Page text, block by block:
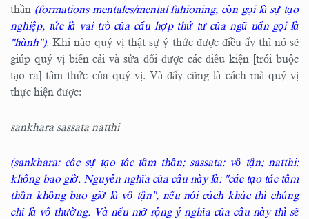
thần (formations mentales/mental fahioning, còn gọi là sự tạo
nghiệp, tức là vai trò của cấu hợp thứ tư của ngũ uẩn gọi là
"hành"). Khi nào quý vị thật sự ý thức được điều ấy thì nó sẽ
giúp quý vị biến cải và sửa đổi được các điều kiện [trói buộc
tạo ra] tâm thức của quý vị. Và đấy cũng là cách mà quý vị
thực hiện được:
sankhara sassata natthi
(sankhara: các sự tạo tác tâm thần; sassata: vô tận; natthi:
không bao giờ. Nguyên nghĩa của câu này là: "các tạo tác tâm
thần không bao giờ là vô tận", nếu nói cách khác thì chúng
chỉ là vô thường. Và nếu mở rộng ý nghĩa của câu này thì sẽ